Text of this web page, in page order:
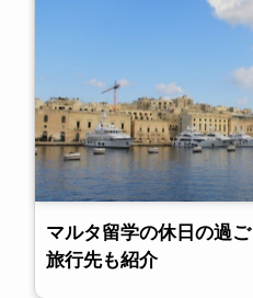
マルタ留学の休日の過
旅行先も紹介